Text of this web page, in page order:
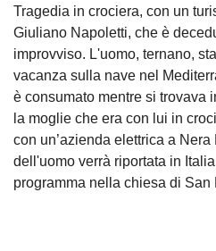
Tragedia in crociera, con un
Giuliano Napoletti, che è
improvviso. L'uomo, ternano,
vacanza sulla nave nel
è consumato mentre si trovava
la moglie che era con lui in
con un’azienda elettrica a Nera
dell'uomo verrà riportata in
programma nella chiesa di San